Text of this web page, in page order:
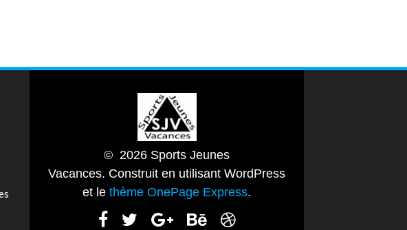
© 2026 Sports Jeunes
Vacances. Construit en utilisant WordPress
et lethème OnePage Express.